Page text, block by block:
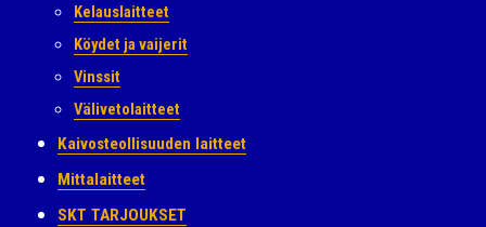
Kelauslaitteet
Köydet ja vaijerit
Vinssit
Välivetolaitteet
Kaivosteollisuuden laitteet
Mittalaitteet
SKT TARJOUKSET